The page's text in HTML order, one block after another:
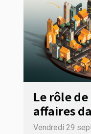
Le rôle
affaires
industries
Vendredi 29